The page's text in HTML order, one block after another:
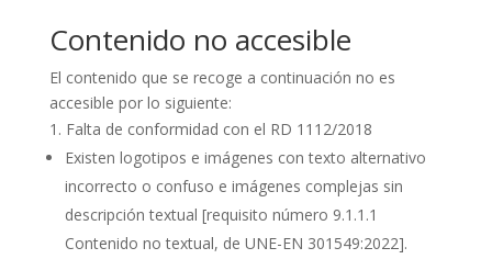
Contenido no accesible
El contenido que se recoge a continuación no es
accesible por lo siguiente:
Falta de conformidad con el RD 1112/2018
Existen logotipos e imágenes con texto alternativo
incorrecto o confuso e imágenes complejas sin
descripción textual [requisito número 9.1.1.1
Contenido no textual, de UNE-EN 301549:2022].